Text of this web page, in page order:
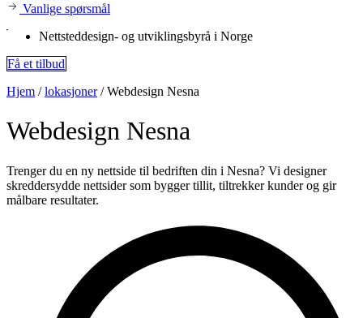
Vanlige spørsmål
Nettsteddesign- og utviklingsbyrå i Norge
Få et tilbud
Hjem /lokasjoner/Webdesign Nesna
Webdesign Nesna
Trenger du en ny nettside til bedriften din i Nesna? Vi designer
skreddersydde nettsider som bygger tillit, tiltrekker kunder og gir
målbare resultater.